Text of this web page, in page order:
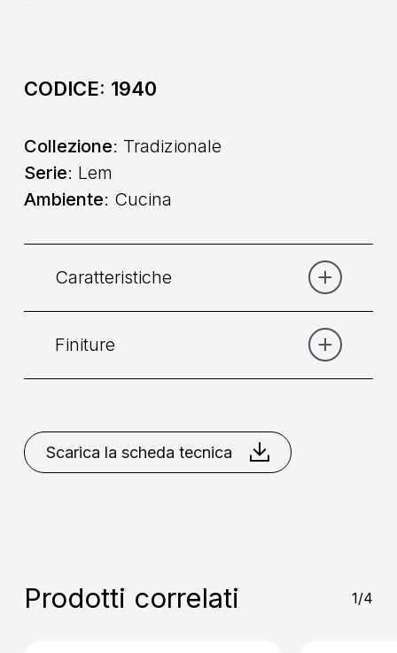
CODICE: 1940
Collezione: Tradizionale
Serie: Lem
Ambiente: Cucina
Caratteristiche
Collocazione: A Parete
Finiture
Bronzo
Bronzo
Opaco
Cromo
Cromo
Dorato
Dorato Rame
Scarica la scheda tecnica
Prodotti correlati 1/4